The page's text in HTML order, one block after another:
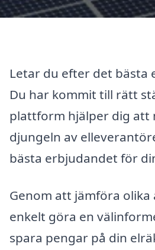
Letar du efter det bästa
Du har kommit till rätt
plattform hjälper dig att
djungeln av
bästa erbjudandet för
Genom att jämföra
enkelt göra en
spara pengar på din